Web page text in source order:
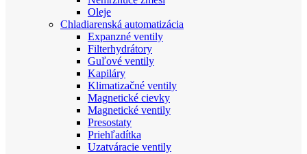
Oleje
Chladiarenská automatizácia
Expanzné ventily
Filterhydrátory
Guľové ventily
Kapiláry
Klimatizačné ventily
Magnetické cievky
Magnetické ventily
Presostaty
Priehľadítka
Uzatváracie ventily